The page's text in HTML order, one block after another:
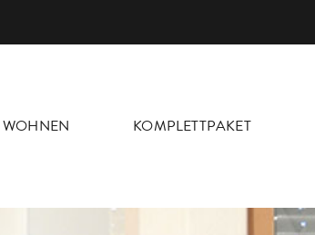
WOHNEN KOMPLETTPAKET